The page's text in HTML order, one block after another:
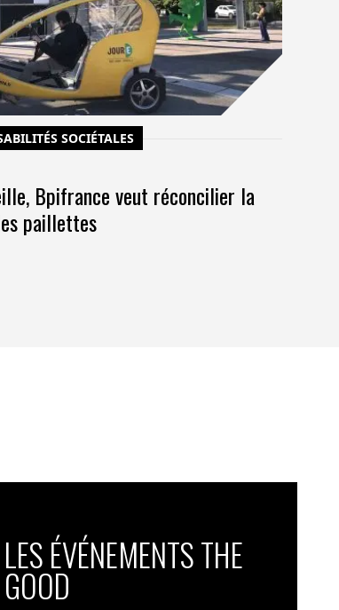
SOCIÉTALES
Bpifrance veut réconcilier la
paillettes
LES ÉVÉNEMENTS THE
GOOD